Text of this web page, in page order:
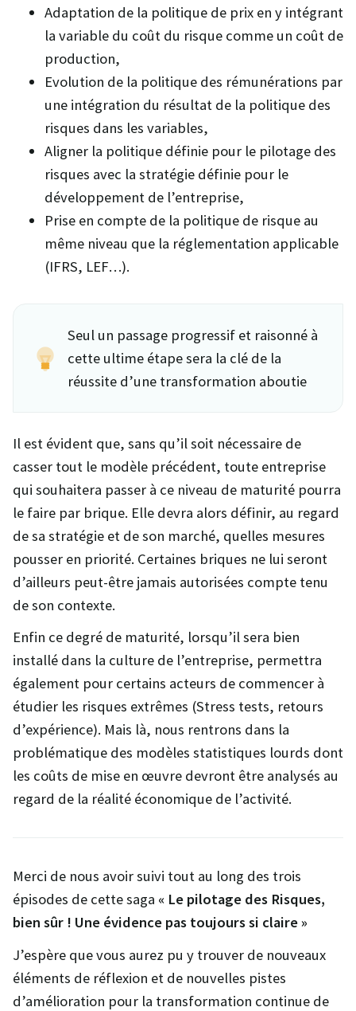
Adaptation de la politique de prix en y intégrant
la variable du coût du risque comme un coût de
production,
Evolution de la politique des rémunérations par
une intégration du résultat de la politique des
risques dans les variables,
Aligner la politique définie pour le pilotage des
risques avec la stratégie définie pour le
développement de l’entreprise,
Prise en compte de la politique de risque au
même niveau que la réglementation applicable
(IFRS, LEF…).
Seul un passage progressif et raisonné à
cette ultime étape sera la clé de la
réussite d’une transformation aboutie
Il est évident que, sans qu’il soit nécessaire de
casser tout le modèle précédent, toute entreprise
qui souhaitera passer à ce niveau de maturité pourra
le faire par brique. Elle devra alors définir, au regard
de sa stratégie et de son marché, quelles mesures
pousser en priorité. Certaines briques ne lui seront
d’ailleurs peut-être jamais autorisées compte tenu
de son contexte.
Enfin ce degré de maturité, lorsqu’il sera bien
installé dans la culture de l’entreprise, permettra
également pour certains acteurs de commencer à
étudier les risques extrêmes (Stress tests, retours
d’expérience). Mais là, nous rentrons dans la
problématique des modèles statistiques lourds dont
les coûts de mise en œuvre devront être analysés au
regard de la réalité économique de l’activité.
Merci de nous avoir suivi tout au long des trois
épisodes de cette saga « Le pilotage des Risques,
bien sûr ! Une évidence pas toujours si claire »
J’espère que vous aurez pu y trouver de nouveaux
éléments de réflexion et de nouvelles pistes
d’amélioration pour la transformation continue de